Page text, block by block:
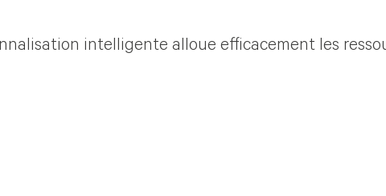
intelligente alloue efficacement les